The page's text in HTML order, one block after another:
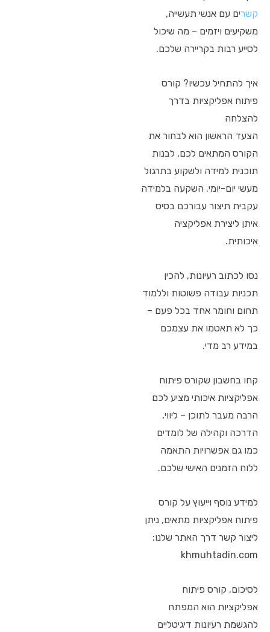
קשרים עם אנשי תעשייה,
משקיעים ויזמים – מה שיכול
לסייע רבות בקריירה שלכם.
איך להתחיל עכשיו? קורס
פיתוח אפליקציות בדרך
להצלחה
הצעד הראשון הוא לבחור את
הקורס המתאים לכם, לבנות
תוכנית למידה ולשקוע בתרגול
מעשי יום-יומי. השקעה בלמידה
עקבית תיצור עבורכם בסיס
איתן ליצירת אפליקציה
איכותית.
נסו לכתוב רעיונות, להכין
תכניות עבודה פשוטות וללמוד
תחום וחומר אחד בכל פעם –
כך לא תאטמו את עצמכם
במידע רב מדי.
קחו בחשבון שקורס פיתוח
אפליקציות איכותי מציע לכם
הרבה מעבר לתוכן – ליווי,
הדרכה וקהילה של לומדים
כמו גם אפשרויות התאמה
ללוח הזמנים האישי שלכם.
למידע נוסף וייעוץ על קורס
פיתוח אפליקציות מתאים, ניתן
ליצור קשר דרך האתר שלנו:
khmuhtadin.com
לסיכום, קורס פיתוח
אפליקציות הוא המפתח
להגשמת רעיונות דיגיטליים